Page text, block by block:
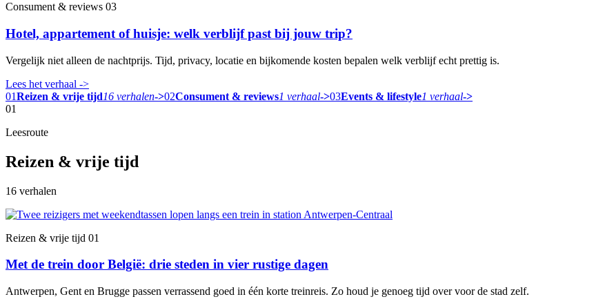
Consument & reviews 03
Hotel, appartement of huisje: welk verblijf past bij jouw trip?
Vergelijk niet alleen de nachtprijs. Tijd, privacy, locatie en bijkomende kosten bepalen welk verblijf echt prettig is.
Lees het verhaal ->
01Reizen & vrije tijd16 verhalen->02Consument & reviews1 verhaal->03Events & lifestyle1 verhaal->
01
Leesroute
Reizen & vrije tijd
16 verhalen
Reizen & vrije tijd 01
Met de trein door België: drie steden in vier rustige dagen
Antwerpen, Gent en Brugge passen verrassend goed in één korte treinreis. Zo houd je genoeg tijd over voor de stad zelf.